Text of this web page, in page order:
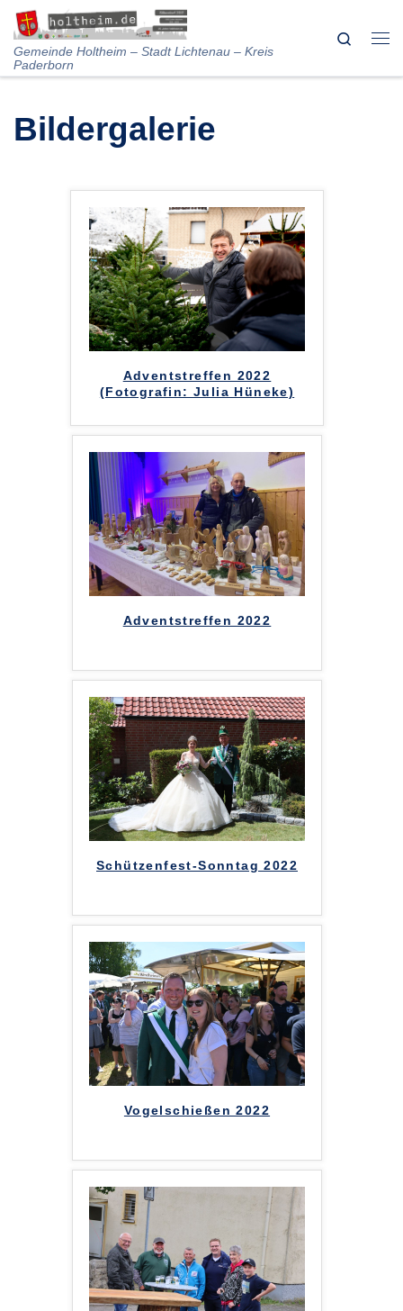
Skip to content
Gemeinde Holtheim – Stadt Lichtenau – Kreis
Paderborn
Search
Bildergalerie
Adventstreffen 2022
(Fotografin: Julia Hüneke)
Adventstreffen 2022
Schützenfest-Sonntag 2022
Vogelschießen 2022